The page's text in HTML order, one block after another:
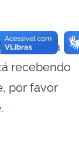
essa
recebendo
por favor
.